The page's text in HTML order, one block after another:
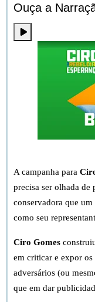
Ouça a
A campanha para
precisa ser olhada de
conservadora que um
como seu
Ciro Gomes
em criticar e expor os
adversários (ou
que em dar